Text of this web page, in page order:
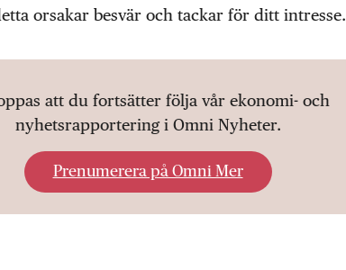
orsakar besvär och tackar för ditt intresse.
att du fortsätter följa vår ekonomi- och
nyhetsrapportering i Omni Nyheter.
Prenumerera på Omni Mer